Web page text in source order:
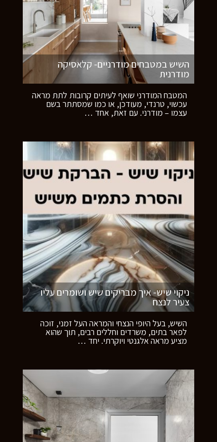
השיש במטבחים מודרניים- קלאסיקה
מודרנית
המטבח המודרני שואף לעיתים קרובות לתת מראה
עכשוי, טרנדי, מעודכן, או כמו שמסתתר בשם
עצמו – מודרני. עם זאת, אחד …
ניקוי שיש- איך מבריקים שיש ושומרים עליו
צעיר לנצח
השיש, בעל היופי הנצחי והמראה העל זמני, זוכה
לפאר בתים, משרדים וחללים רבים, תוך שהוא
מציע מראה אלגנטי ויוקרתי. יחד …